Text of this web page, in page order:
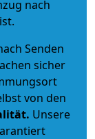
nach
Senden
sicher
von den
. Unsere